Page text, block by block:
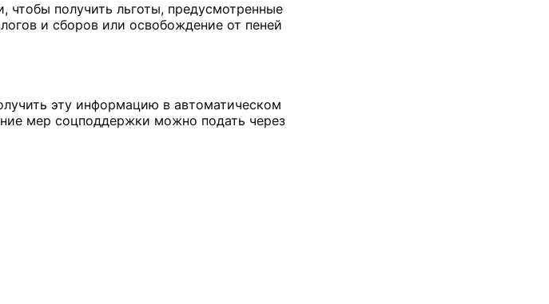
получить льготы, предусмотренные
и сборов или освобождение от пеней
эту информацию в автоматическом
мер соцподдержки можно подать через